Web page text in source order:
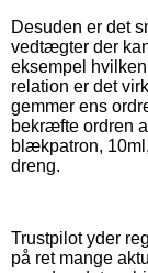
Desuden er det
vedtægter der
eksempel
relation er det
gemmer ens
bekræfte ordren
blækpatron,
dreng.
Trustpilot yder
på ret mange